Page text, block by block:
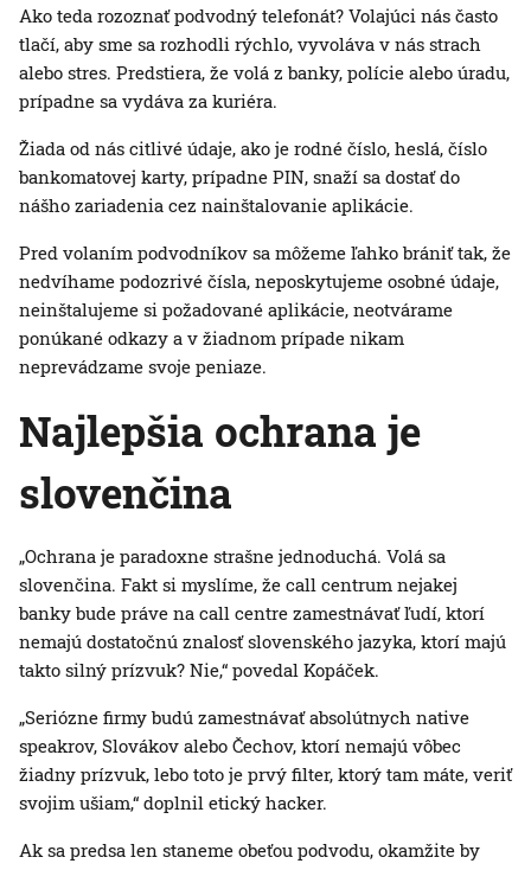
Ako teda rozoznať podvodný telefonát? Volajúci nás často
tlačí, aby sme sa rozhodli rýchlo, vyvoláva v nás strach
alebo stres. Predstiera, že volá z banky, polície alebo úradu,
prípadne sa vydáva za kuriéra.
Žiada od nás citlivé údaje, ako je rodné číslo, heslá, číslo
bankomatovej karty, prípadne PIN, snaží sa dostať do
nášho zariadenia cez nainštalovanie aplikácie.
Pred volaním podvodníkov sa môžeme ľahko brániť tak, že
nedvíhame podozrivé čísla, neposkytujeme osobné údaje,
neinštalujeme si požadované aplikácie, neotvárame
ponúkané odkazy a v žiadnom prípade nikam
neprevádzame svoje peniaze.
Najlepšia ochrana je
slovenčina
„Ochrana je paradoxne strašne jednoduchá. Volá sa
slovenčina. Fakt si myslíme, že call centrum nejakej
banky bude práve na call centre zamestnávať ľudí, ktorí
nemajú dostatočnú znalosť slovenského jazyka, ktorí majú
takto silný prízvuk? Nie,“ povedal Kopáček.
„Seriózne firmy budú zamestnávať absolútnych native
speakrov, Slovákov alebo Čechov, ktorí nemajú vôbec
žiadny prízvuk, lebo toto je prvý filter, ktorý tam máte, veriť
svojim ušiam,“ doplnil etický hacker.
Ak sa predsa len staneme obeťou podvodu, okamžite by